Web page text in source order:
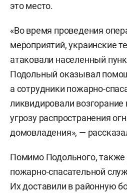
это место.
«Во время проведения
мероприятий, украинские
атаковали населенный
Подольный оказывал
а сотрудники пожарно-
ликвидировали
угрозу распространения
домовладения», —
Помимо Подольного, также
пожарно-спасательной
Их доставили в районную